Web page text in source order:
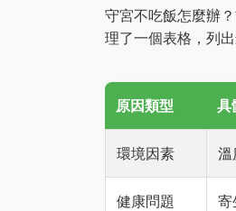
守宮不吃飯怎麼辦
理了一個表格，列
原因類型 具
環境因素 溫
健康問題 寄